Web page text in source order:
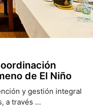
de El Niño
y gestión integral
a través …